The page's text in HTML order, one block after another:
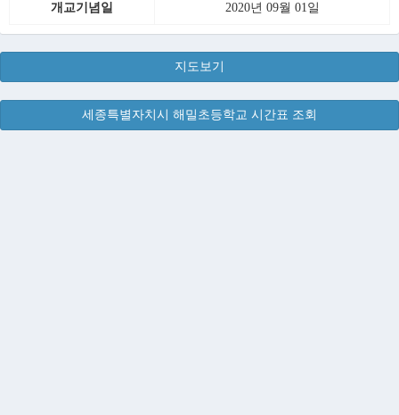
개교기념일 2020년 09월 01일
지도보기
세종특별자치시 해밀초등학교 시간표 조회